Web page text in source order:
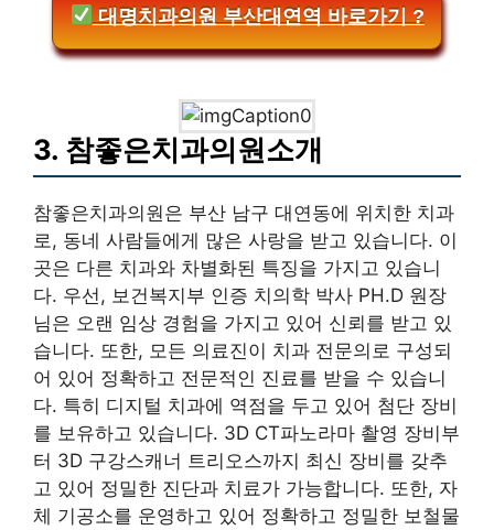
대명치과의원 부산대연역 바로가기 ?
3. 참좋은치과의원소개
참좋은치과의원은 부산 남구 대연동에 위치한 치과
로, 동네 사람들에게 많은 사랑을 받고 있습니다. 이
곳은 다른 치과와 차별화된 특징을 가지고 있습니
다. 우선, 보건복지부 인증 치의학 박사 PH.D 원장
님은 오랜 임상 경험을 가지고 있어 신뢰를 받고 있
습니다. 또한, 모든 의료진이 치과 전문의로 구성되
어 있어 정확하고 전문적인 진료를 받을 수 있습니
다. 특히 디지털 치과에 역점을 두고 있어 첨단 장비
를 보유하고 있습니다. 3D CT파노라마 촬영 장비부
터 3D 구강스캐너 트리오스까지 최신 장비를 갖추
고 있어 정밀한 진단과 치료가 가능합니다. 또한, 자
체 기공소를 운영하고 있어 정확하고 정밀한 보철물